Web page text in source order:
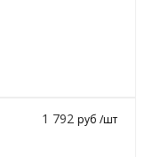
1 792руб /шт